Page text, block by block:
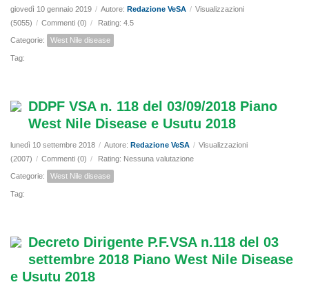
giovedì 10 gennaio 2019 / Autore: Redazione VeSA / Visualizzazioni
(5055) / Commenti (0) / Rating: 4.5
Categorie: West Nile disease
Tag:
DDPF VSA n. 118 del 03/09/2018 Piano
West Nile Disease e Usutu 2018
lunedì 10 settembre 2018 / Autore: Redazione VeSA / Visualizzazioni
(2007) / Commenti (0) / Rating: Nessuna valutazione
Categorie: West Nile disease
Tag:
Decreto Dirigente P.F.VSA n.118 del 03
settembre 2018 Piano West Nile Disease
e Usutu 2018